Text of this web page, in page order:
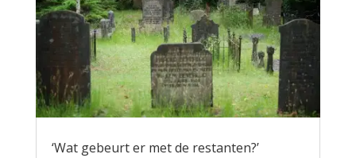
‘Wat gebeurt er met de restanten?’